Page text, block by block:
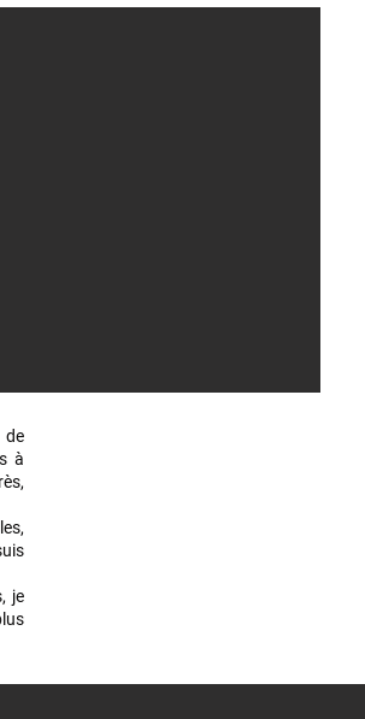
de
à
je